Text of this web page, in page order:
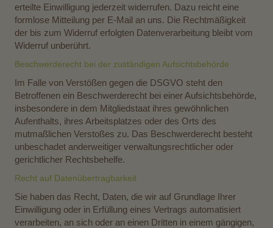
erteilte Einwilligung jederzeit widerrufen. Dazu reicht eine
formlose Mitteilung per E-Mail an uns. Die Rechtmäßigkeit
der bis zum Widerruf erfolgten Datenverarbeitung bleibt vom
Widerruf unberührt.
Beschwerderecht bei der zuständigen Aufsichtsbehörde
Im Falle von Verstößen gegen die DSGVO steht den
Betroffenen ein Beschwerderecht bei einer Aufsichtsbehörde,
insbesondere in dem Mitgliedstaat ihres gewöhnlichen
Aufenthalts, ihres Arbeitsplatzes oder des Orts des
mutmaßlichen Verstoßes zu. Das Beschwerderecht besteht
unbeschadet anderweitiger verwaltungsrechtlicher oder
gerichtlicher Rechtsbehelfe.
Recht auf Datenübertragbarkeit
Sie haben das Recht, Daten, die wir auf Grundlage Ihrer
Einwilligung oder in Erfüllung eines Vertrags automatisiert
verarbeiten, an sich oder an einen Dritten in einem gängigen,